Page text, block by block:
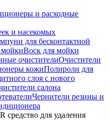
и расходные
и насекомых
для бесконтактной
Воск для мойки
очистителиОчистители
кожиПолироли для
слоя с нового
салона
Чернители резины и
для удаления